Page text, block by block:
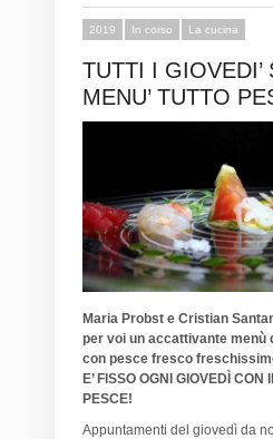
2019 In corso La cucina
TUTTI I GIOVEDI’
MENU’ TUTTO
Maria Probst e Cristian
per voi un accattivante menù
con pesce fresco
E’ FISSO OGNI GIOVEDÌ CON
PESCE!
Appuntamenti del giovedì da